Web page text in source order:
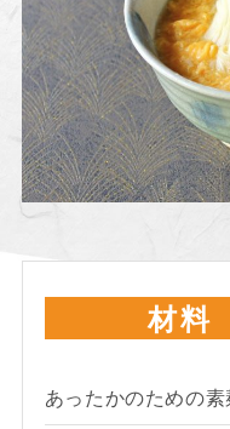
材料
あったかのための素